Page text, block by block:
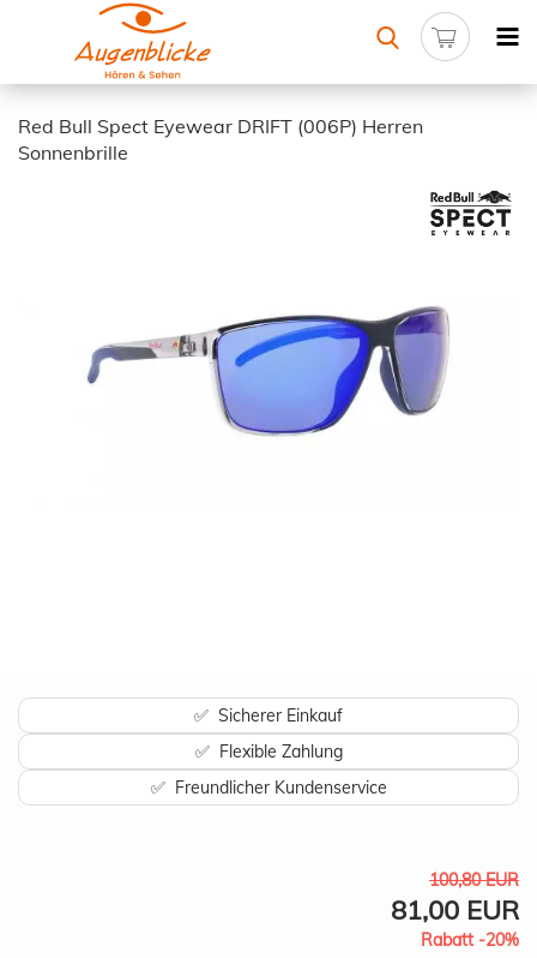
Red Bull Spect Eyewear DRIFT (006P) Herren
Sonnenbrille
✅ Sicherer Einkauf
✅ Flexible Zahlung
✅ Freundlicher Kundenservice
100,80 EUR
81,00 EUR
Rabatt -20%